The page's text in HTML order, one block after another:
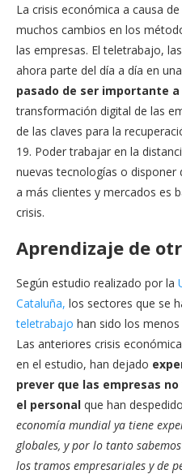
La crisis económica a causa
muchos cambios en los
las empresas. El teletrabajo,
ahora parte del día a día en
pasado de ser importante
transformación digital de las
de las claves para la
19. Poder trabajar en la
nuevas tecnologías o disponer
a más clientes y mercados es
crisis.
Aprendizaje de
Según estudio realizado por la
Cataluña, los sectores que se
teletrabajo han sido los
Las anteriores crisis
en el estudio, han dejado
prever que las empresas
el personal que han
economía mundial ya tiene
globales, y por lo tanto
los tramos empresariales y de